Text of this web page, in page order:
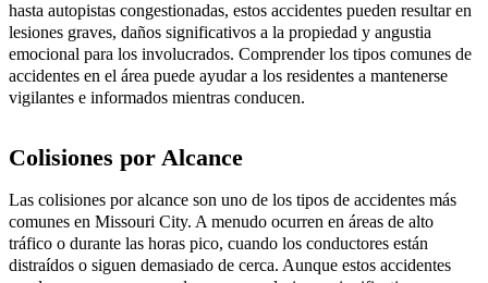
hasta autopistas congestionadas, estos accidentes pueden resultar en
lesiones graves, daños significativos a la propiedad y angustia
emocional para los involucrados. Comprender los tipos comunes de
accidentes en el área puede ayudar a los residentes a mantenerse
vigilantes e informados mientras conducen.
Colisiones por Alcance
Las colisiones por alcance son uno de los tipos de accidentes más
comunes en Missouri City. A menudo ocurren en áreas de alto
tráfico o durante las horas pico, cuando los conductores están
distraídos o siguen demasiado de cerca. Aunque estos accidentes